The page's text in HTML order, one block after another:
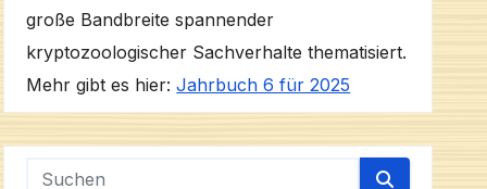
große Bandbreite spannender
kryptozoologischer Sachverhalte thematisiert.
Mehr gibt es hier:Jahrbuch 6 für 2025